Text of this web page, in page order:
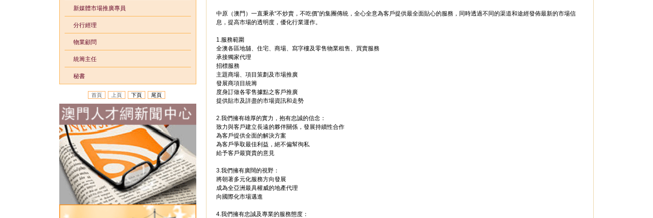
新媒體市場推廣專員
分行經理
物業顧問
統籌主任
秘書
首頁 上頁 下頁 尾頁
中原（澳門）一直秉承“不炒賣，不吃價”的集團傳統，全心全意為客戶提供最全面貼心的服務，同時透過不同的渠道和途經發佈最新的市場信
息，提高市場的透明度，優化行業運作。
1.服務範圍
全澳各區地舖、住宅、商場、寫字樓及零售物業租售、買賣服務
承接獨家代理
招標服務
主題商場、項目策劃及市場推廣
發展商項目統籌
度身訂做各零售據點之客戶推廣
提供貼市及詳盡的市場資訊和走勢
2.我們擁有雄厚的實力，抱有忠誠的信念：
致力與客戶建立長遠的夥伴關係，發展持續性合作
為客戶提供全面的解決方案
為客戶爭取最佳利益，絕不偏幫徇私
給予客戶最寶貴的意見
3.我們擁有廣闊的視野：
將朝著多元化服務方向發展
成為全亞洲最具權威的地產代理
向國際化市場邁進
4.我們擁有忠誠及專業的服務態度：